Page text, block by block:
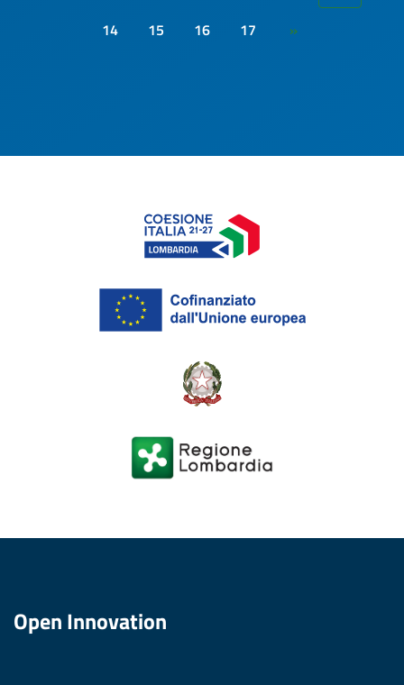
14
15 16 17 »
Open Innovation